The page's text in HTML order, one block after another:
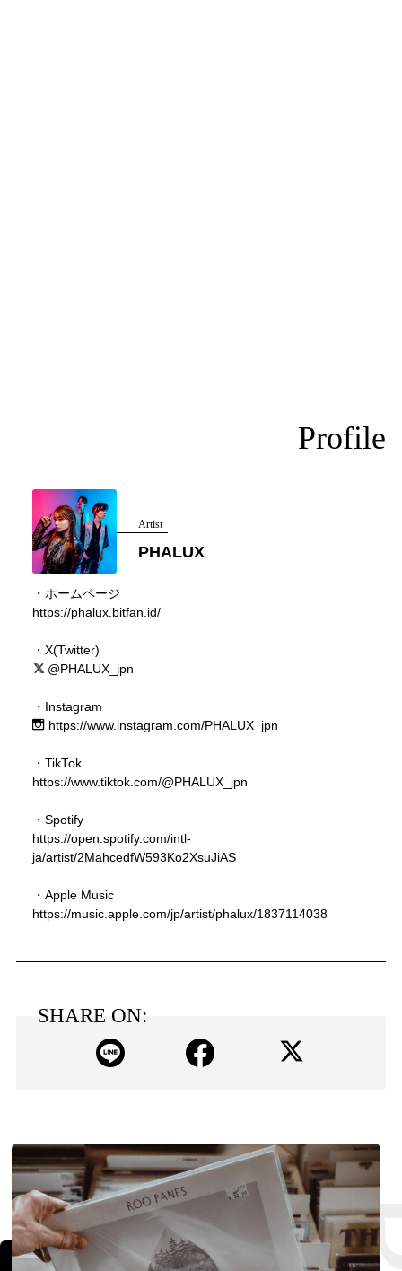
Profile
Artist
PHALUX
・ホームページ
https://phalux.bitfan.id/
・X(Twitter)
@PHALUX_jpn
・Instagram
https://www.instagram.com/PHALUX_jpn
・TikTok
https://www.tiktok.com/@PHALUX_jpn
・Spotify
https://open.spotify.com/intl-
ja/artist/2MahcedfW593Ko2XsuJiAS
・Apple Music
https://music.apple.com/jp/artist/phalux/1837114038
SHARE ON: